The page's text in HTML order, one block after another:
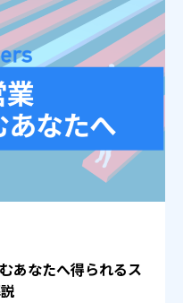
あなたへ得られるス